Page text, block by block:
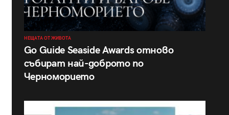
НЕЩАТА ОТ ЖИВОТА
Go Guide Seaside Awards отново
събират най-доброто по
Черноморието